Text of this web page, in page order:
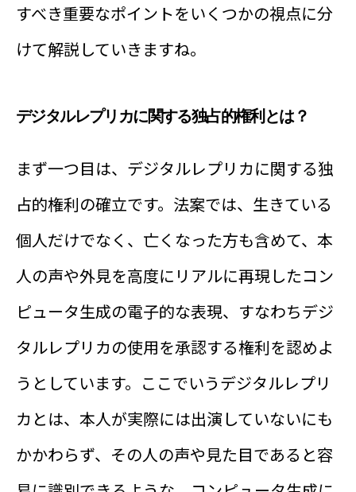
すべき重要なポイントをいくつかの視点に分
けて解説していきますね。
デジタルレプリカに関する独占的権利とは？
まず一つ目は、デジタルレプリカに関する独
占的権利の確立です。法案では、生きている
個人だけでなく、亡くなった方も含めて、本
人の声や外見を高度にリアルに再現したコン
ピュータ生成の電子的な表現、すなわちデジ
タルレプリカの使用を承認する権利を認めよ
うとしています。ここでいうデジタルレプリ
カとは、本人が実際には出演していないにも
かかわらず、その人の声や見た目であると容